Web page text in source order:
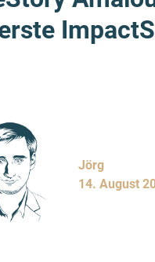
Jörg
14. August